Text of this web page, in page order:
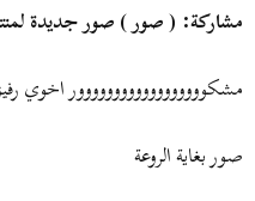
مشاركة: ( صور ) صور جديدة
مشكوووووووووووووووووور اخوي
صور بغاية الروعة